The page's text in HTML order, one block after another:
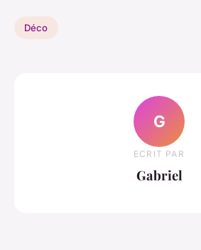
Déco
G
ECRIT PAR
Gabriel